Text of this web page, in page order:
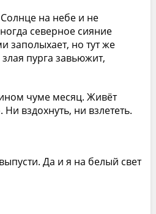
на небе и не
северное сияние
заполыхает, но тут же
пурга завьюжит,
чуме месяц. Живёт
вздохнуть, ни взлететь.
Да и я на белый свет